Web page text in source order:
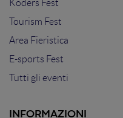
Koders Fest
Tourism Fest
Area Fieristica
E-sports Fest
Tutti gli eventi
INFORMAZIONI